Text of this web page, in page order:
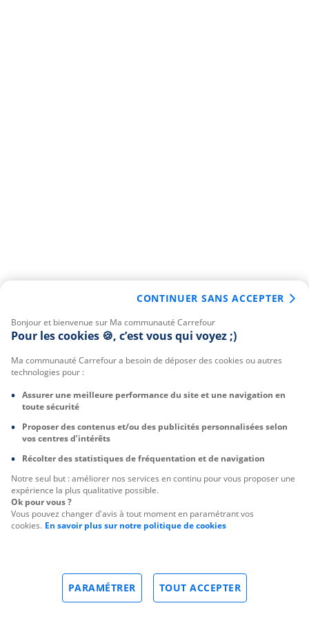
Bonjour et bienvenue sur Ma communauté Carrefour
Pour les cookies 🍪, c’est vous qui voyez ;)
Ma communauté Carrefour a besoin de déposer des cookies ou autres
technologies pour :
Assurer une meilleure performance du site et une navigation en
toute sécurité
Proposer des contenus et/ou des publicités personnalisées selon
vos centres d’intérêts
Récolter des statistiques de fréquentation et de navigation
Notre seul but : améliorer nos services en continu pour vous proposer une
expérience la plus qualitative possible.
Ok pour vous ?
Vous pouvez changer d'avis à tout moment en paramétrant vos
cookies. En savoir plus sur notre politique de cookies
TOUT ACCEPTER
PARAMÉTRER
CONTINUER SANS ACCEPTER